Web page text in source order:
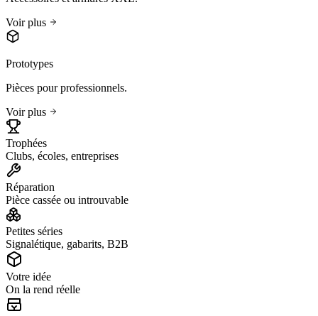
Voir plus
Prototypes
Pièces pour professionnels.
Voir plus
Trophées
Clubs, écoles, entreprises
Réparation
Pièce cassée ou introuvable
Petites séries
Signalétique, gabarits, B2B
Votre idée
On la rend réelle